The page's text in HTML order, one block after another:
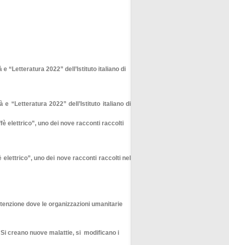
“Letteratura 2022” dell’Istituto italiano di
uno dei nove racconti raccolti nel